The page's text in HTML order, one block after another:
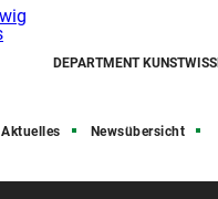
DEPARTMENT
Aktuelles Newsübersicht